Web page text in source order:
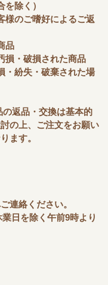
を除く）
様のご嗜好によるご返
品
損・破損された商品
・紛失・破棄された場
返品・交換は基本的
の上、ご注文をお願い
ます。
連絡ください。
日を除く午前9時より